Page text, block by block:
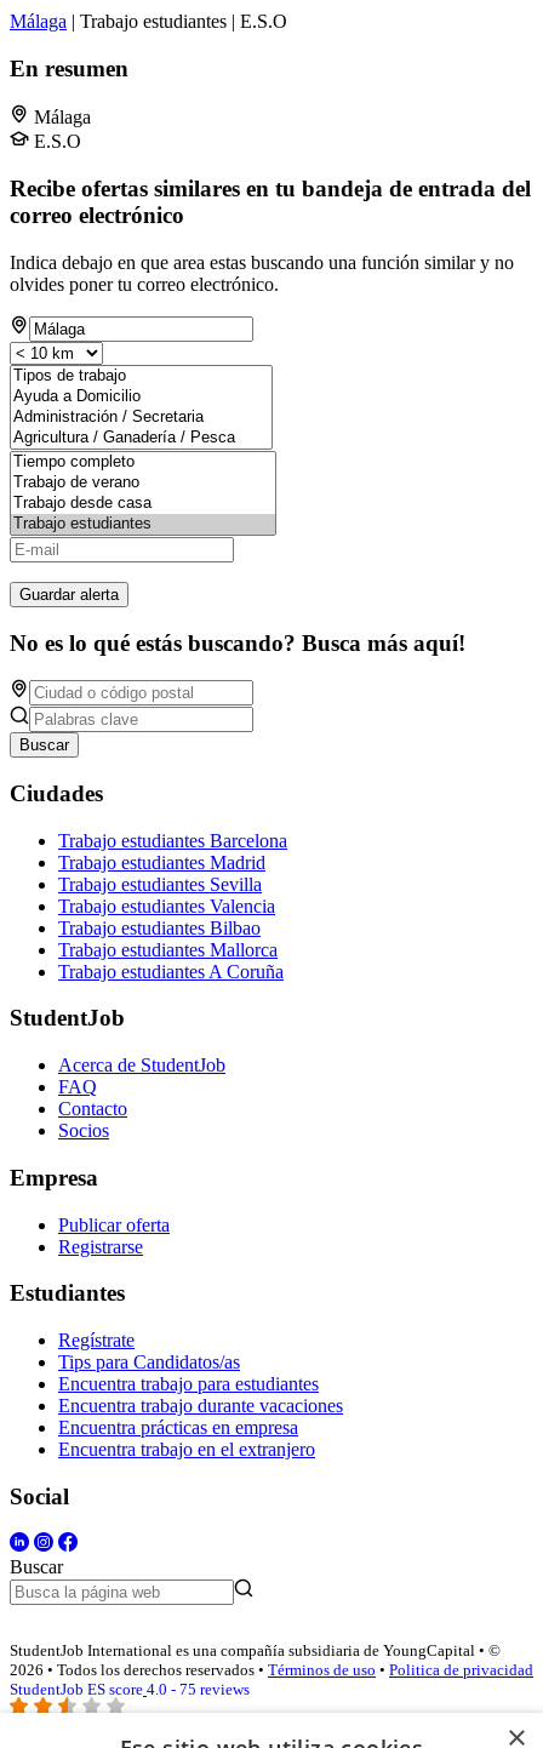
Málaga | Trabajo estudiantes | E.S.O
En resumen
Málaga
E.S.O
Recibe ofertas similares en tu bandeja de entrada del
correo electrónico
Indica debajo en que area estas buscando una función similar y no
olvides poner tu correo electrónico.
Guardar alerta
No es lo qué estás buscando? Busca más aquí!
Buscar
Ciudades
Trabajo estudiantes Barcelona
Trabajo estudiantes Madrid
Trabajo estudiantes Sevilla
Trabajo estudiantes Valencia
Trabajo estudiantes Bilbao
Trabajo estudiantes Mallorca
Trabajo estudiantes A Coruña
StudentJob
Acerca de StudentJob
FAQ
Contacto
Socios
Empresa
Publicar oferta
Registrarse
Estudiantes
Regístrate
Tips para Candidatos/as
Encuentra trabajo para estudiantes
Encuentra trabajo durante vacaciones
Encuentra prácticas en empresa
Encuentra trabajo en el extranjero
Social
Buscar
StudentJob International es una compañía subsidiaria de YoungCapital • ©
2026 • Todos los derechos reservados • Términos de uso • Politica de privacidad
StudentJob ES score 4.0 - 75 reviews
×